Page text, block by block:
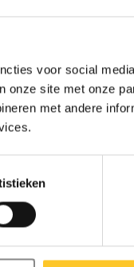
voor social
onze site met onze
met andere